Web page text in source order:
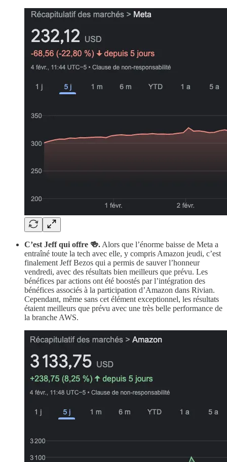
C’est Jeff qui offre 🍻. Alors que l’énorme baisse de Meta a
entraîné toute la tech avec elle, y compris Amazon jeudi, c’est
finalement Jeff Bezos qui a permis de sauver l’honneur
vendredi, avec des résultats bien meilleurs que prévu. Les
bénéfices par actions ont été boostés par l’intégration des
bénéfices associés à la participation d’Amazon dans Rivian.
Cependant, même sans cet élément exceptionnel, les résultats
étaient meilleurs que prévu avec une très belle performance de
la branche AWS.